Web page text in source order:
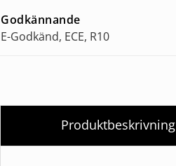
Godkännande
E-Godkänd, ECE, R10
Produktbeskrivning